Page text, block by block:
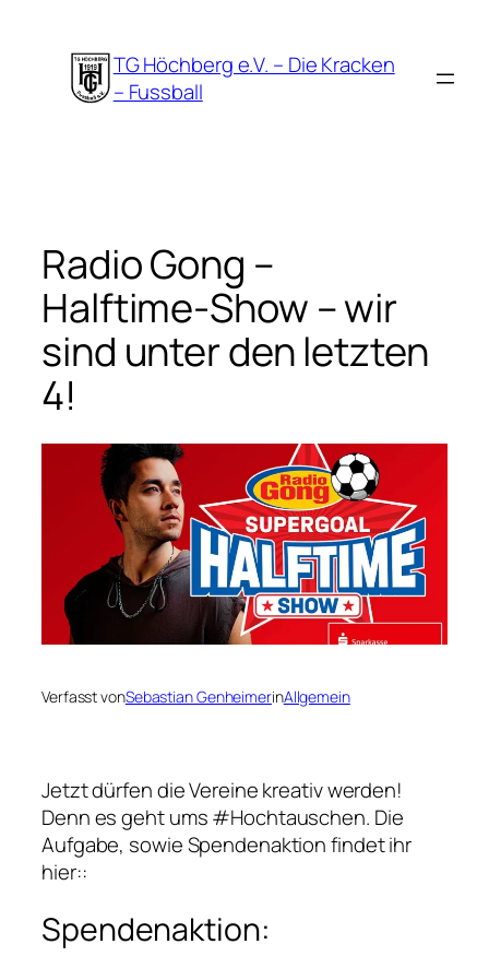
springen
TG Höchberg e.V. – Die Kracken
– Fussball
Radio Gong –
Halftime-Show – wir
sind unter den letzten
4!
Verfasst vonSebastian GenheimerinAllgemein
Jetzt dürfen die Vereine kreativ werden!
Denn es geht ums #Hochtauschen. Die
Aufgabe, sowie Spendenaktion findet ihr
hier::
Spendenaktion: